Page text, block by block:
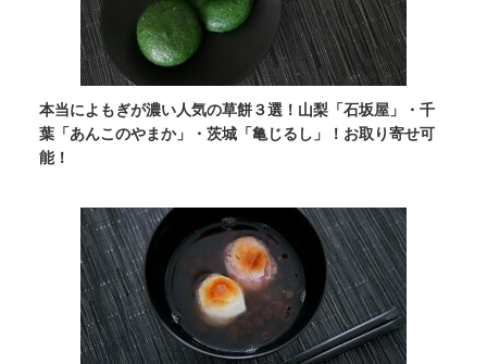
本当によもぎが濃い人気の草餅３選！山梨「石坂屋」・千
葉「あんこのやまか」・茨城「亀じるし」！お取り寄せ可
能！